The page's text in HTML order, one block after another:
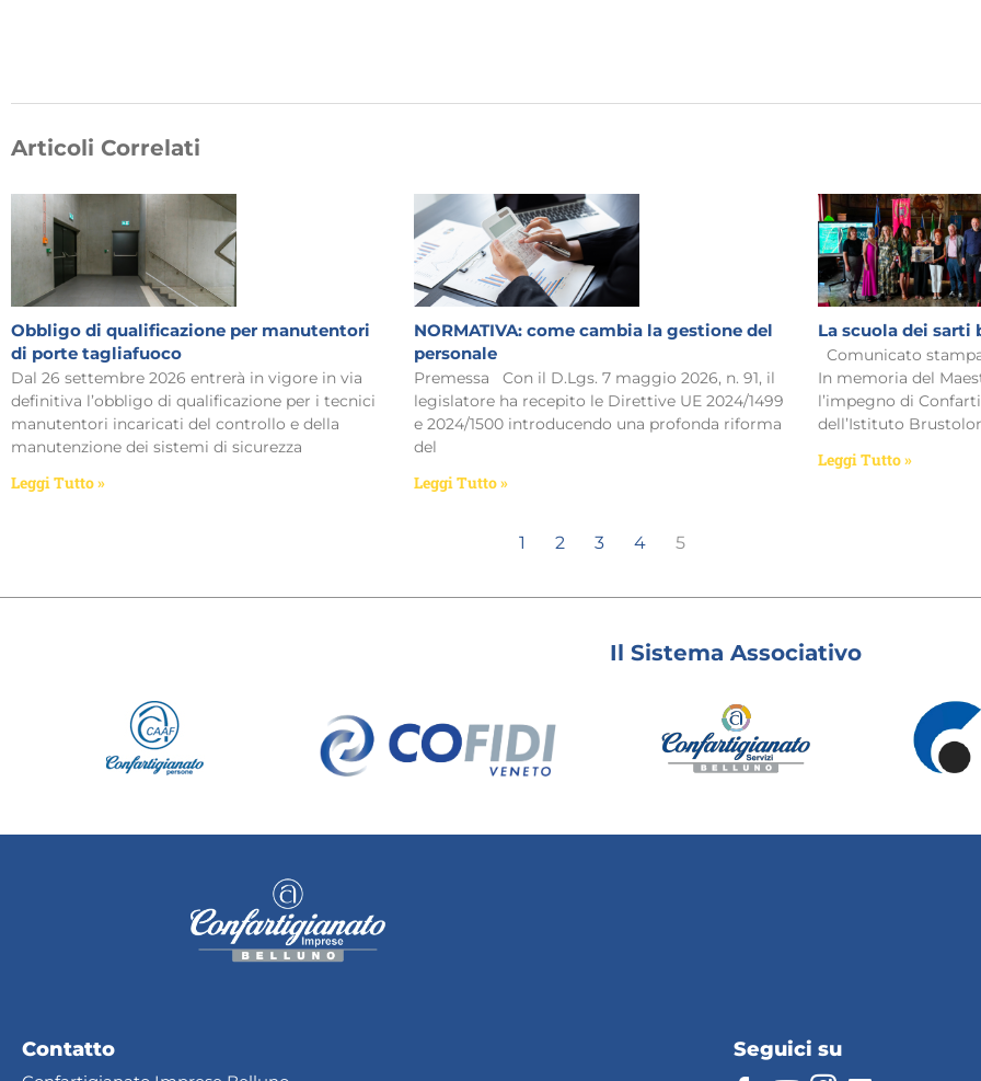
Articoli Correlati
Obbligo di qualificazione per manutentori
di porte tagliafuoco
Dal 26 settembre 2026 entrerà in vigore in via
definitiva l’obbligo di qualificazione per i tecnici
manutentori incaricati del controllo e della
manutenzione dei sistemi di sicurezza
Leggi Tutto »
NORMATIVA: come cambia la gestione del
personale
Premessa Con il D.Lgs. 7 maggio 2026, n. 91, il
legislatore ha recepito le Direttive UE 2024/1499
e 2024/1500 introducendo una profonda riforma
del
Leggi Tutto »
La scuola dei
Comunicato
In memoria del
l’impegno di
dell’Istituto
Leggi Tutto »
1 2 3 4 5
Il Sistema Associativo
Contatto Seguici su